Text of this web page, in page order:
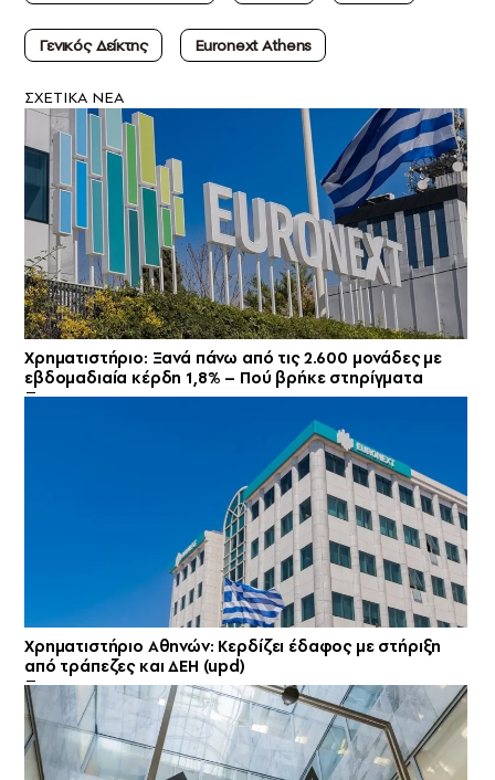
Γενικός Δείκτης Euronext Athens
ΣXETIKA NEA
Χρηματιστήριο: Ξανά πάνω από τις 2.600 μονάδες με
εβδομαδιαία κέρδη 1,8% – Πού βρήκε στηρίγματα
Χρηματιστήριο Αθηνών: Κερδίζει έδαφος με στήριξη
από τράπεζες και ΔΕΗ (upd)